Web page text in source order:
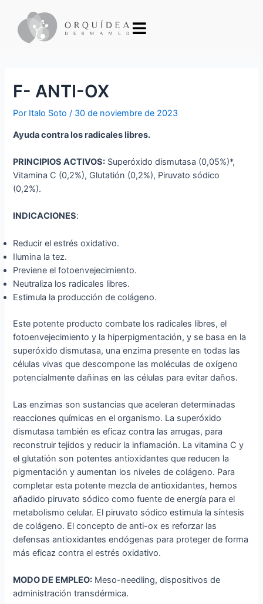
F- ANTI-OX
Por Italo Soto/ 30 de noviembre de 2023
Ayuda contra los radicales libres.
PRINCIPIOS ACTIVOS: Superóxido dismutasa (0,05%)*,
Vitamina C (0,2%), Glutatión (0,2%), Piruvato sódico
(0,2%).
INDICACIONES:
Reducir el estrés oxidativo.
Ilumina la tez.
Previene el fotoenvejecimiento.
Neutraliza los radicales libres.
Estimula la producción de colágeno.
Este potente producto combate los radicales libres, el
fotoenvejecimiento y la hiperpigmentación, y se basa en la
superóxido dismutasa, una enzima presente en todas las
células vivas que descompone las moléculas de oxígeno
potencialmente dañinas en las células para evitar daños.
Las enzimas son sustancias que aceleran determinadas
reacciones químicas en el organismo. La superóxido
dismutasa también es eficaz contra las arrugas, para
reconstruir tejidos y reducir la inflamación. La vitamina C y
el glutatión son potentes antioxidantes que reducen la
pigmentación y aumentan los niveles de colágeno. Para
completar esta potente mezcla de antioxidantes, hemos
añadido piruvato sódico como fuente de energía para el
metabolismo celular. El piruvato sódico estimula la síntesis
de colágeno. El concepto de anti-ox es reforzar las
defensas antioxidantes endógenas para proteger de forma
más eficaz contra el estrés oxidativo.
MODO DE EMPLEO: Meso-needling, dispositivos de
administración transdérmica.